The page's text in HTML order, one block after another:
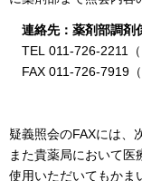
連絡先：薬剤部調剤
TEL 011-726-2211（
FAX 011-726-7919（
疑義照会のFAXには、
また貴薬局において
使用いただいてもかま